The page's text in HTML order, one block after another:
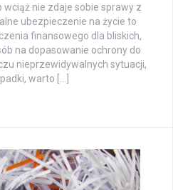
wciąż nie zdaje sobie sprawy z
ubezpieczenie na życie to
finansowego dla bliskich,
na dopasowanie ochrony do
nieprzewidywalnych sytuacji,
warto […]